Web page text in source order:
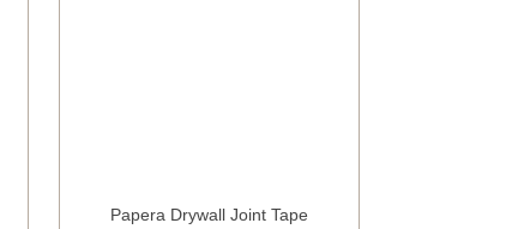
Papera Drywall Joint Tape